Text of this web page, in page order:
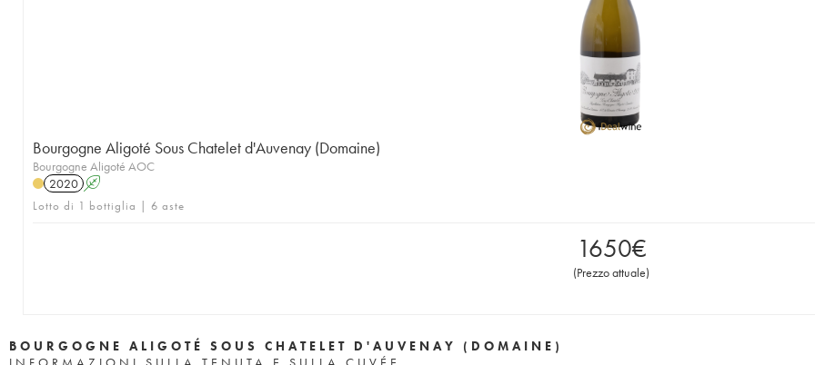
Bourgogne Aligoté Sous Chatelet d'Auvenay (Domaine)
Bourgogne Aligoté AOC
2020 A
Lotto di 1 bottiglia | 6 aste
1650€
(Prezzo attuale)
BOURGOGNE ALIGOTÉ SOUS CHATELET D'AUVENAY (DOMAINE)